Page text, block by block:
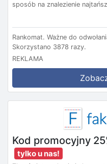
sposób na znalezienie
Rankomat. Ważne do
Skorzystano 3878 razy.
REKLAMA
Kod promocyjny
tylko u nas!